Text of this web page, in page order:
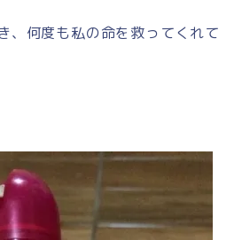
、何度も私の命を救ってくれて